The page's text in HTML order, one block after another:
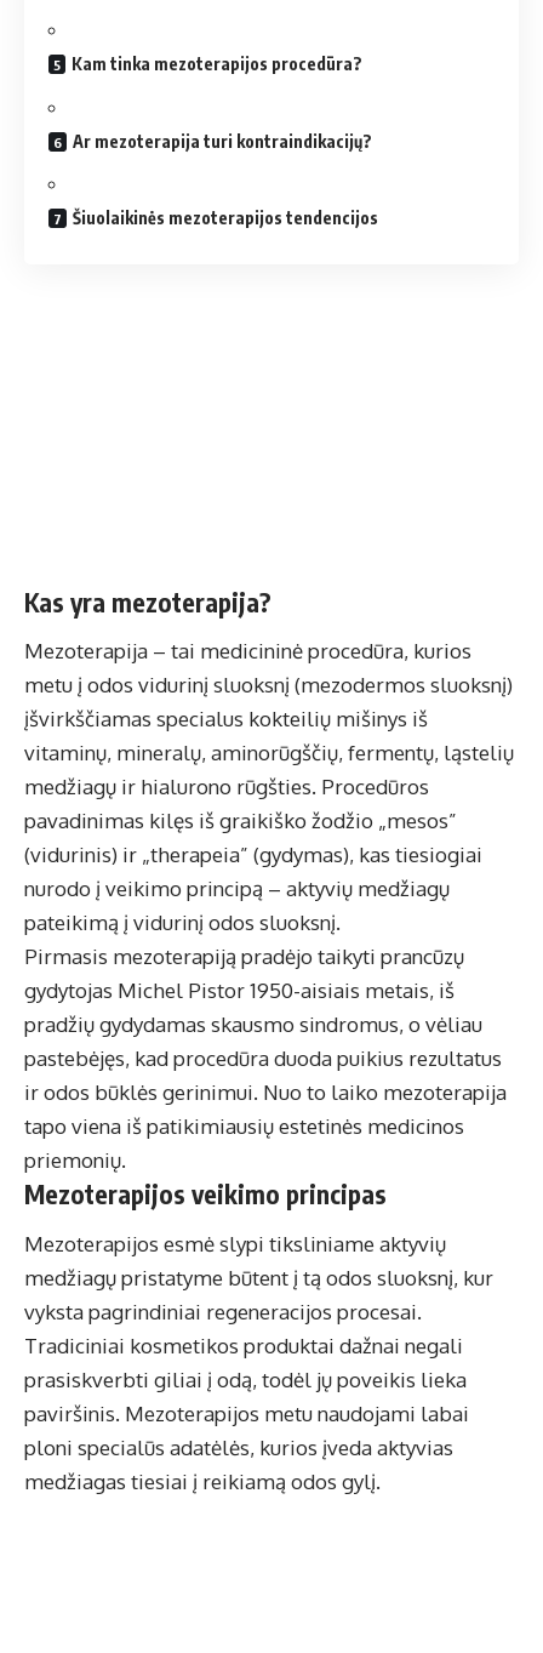
Kam tinka mezoterapijos procedūra?
Ar mezoterapija turi kontraindikacijų?
Šiuolaikinės mezoterapijos tendencijos
Kas yra mezoterapija?
Mezoterapija – tai medicininė procedūra, kurios
metu į odos vidurinį sluoksnį (mezodermos sluoksnį)
įšvirkščiamas specialus kokteilių mišinys iš
vitaminų, mineralų, aminorūgščių, fermentų, ląstelių
medžiagų ir hialurono rūgšties. Procedūros
pavadinimas kilęs iš graikiško žodžio „mesos”
(vidurinis) ir „therapeia” (gydymas), kas tiesiogiai
nurodo į veikimo principą – aktyvių medžiagų
pateikimą į vidurinį odos sluoksnį.
Pirmasis mezoterapiją pradėjo taikyti prancūzų
gydytojas Michel Pistor 1950-aisiais metais, iš
pradžių gydydamas skausmo sindromus, o vėliau
pastebėjęs, kad procedūra duoda puikius rezultatus
ir odos būklės gerinimui. Nuo to laiko mezoterapija
tapo viena iš patikimiausių estetinės medicinos
priemonių.
Mezoterapijos veikimo principas
Mezoterapijos esmė slypi tiksliniame aktyvių
medžiagų pristatyme būtent į tą odos sluoksnį, kur
vyksta pagrindiniai regeneracijos procesai.
Tradiciniai kosmetikos produktai dažnai negali
prasiskverbti giliai į odą, todėl jų poveikis lieka
paviršinis. Mezoterapijos metu naudojami labai
ploni specialūs adatėlės, kurios įveda aktyvias
medžiagas tiesiai į reikiamą odos gylį.